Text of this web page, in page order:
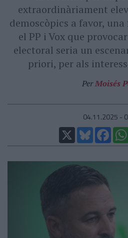
extraordinàriament
demoscòpics a favor,
el PP i Vox que
electoral seria un
priori, per als
PerMoisés
04.11.2025 -
X
Bluesky